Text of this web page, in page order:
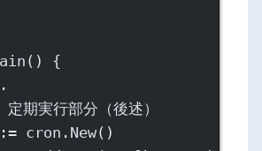
() {
期実行部分（後述）
:= cron. New()